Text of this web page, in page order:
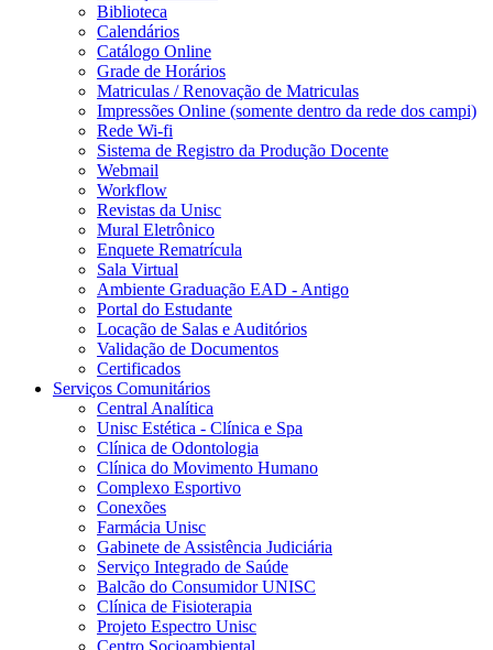
Biblioteca
Calendários
Catálogo Online
Grade de Horários
Matriculas / Renovação de Matriculas
Impressões Online (somente dentro da rede dos campi)
Rede Wi-fi
Sistema de Registro da Produção Docente
Webmail
Workflow
Revistas da Unisc
Mural Eletrônico
Enquete Rematrícula
Sala Virtual
Ambiente Graduação EAD - Antigo
Portal do Estudante
Locação de Salas e Auditórios
Validação de Documentos
Certificados
Serviços Comunitários
Central Analítica
Unisc Estética - Clínica e Spa
Clínica de Odontologia
Clínica do Movimento Humano
Complexo Esportivo
Conexões
Farmácia Unisc
Gabinete de Assistência Judiciária
Serviço Integrado de Saúde
Balcão do Consumidor UNISC
Clínica de Fisioterapia
Projeto Espectro Unisc
Centro Socioambiental